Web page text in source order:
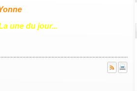
jour...